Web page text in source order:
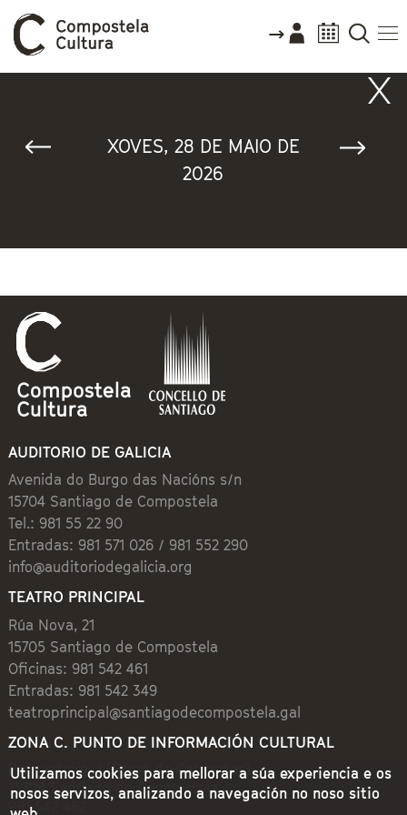
XOVES, 28 DE MAIO DE
2026
AUDITORIO DE GALICIA
Avenida do Burgo das Nacións s/n
15704 Santiago de Compostela
Tel.: 981 55 22 90
Entradas: 981 571 026 / 981 552 290
info@auditoriodegalicia.org
TEATRO PRINCIPAL
Rúa Nova, 21
15705 Santiago de Compostela
Oficinas: 981 542 461
Entradas: 981 542 349
teatroprincipal@santiagodecompostela.gal
ZONA C. PUNTO DE INFORMACIÓN CULTURAL
Preguntoiro, 1 (Praza de Cervantes)
15704 Santiago de Compostela
981 542 462
Utilizamos cookies para mellorar a súa experiencia e os
nosos servizos, analizando a navegación no noso sitio